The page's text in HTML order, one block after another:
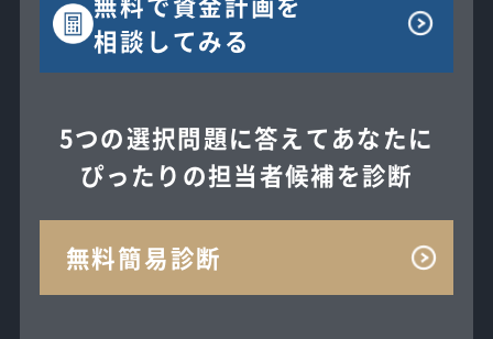
相談してみる
5つの選択問題に答えてあなたに
ぴったりの担当者候補を診断
無料簡易診断